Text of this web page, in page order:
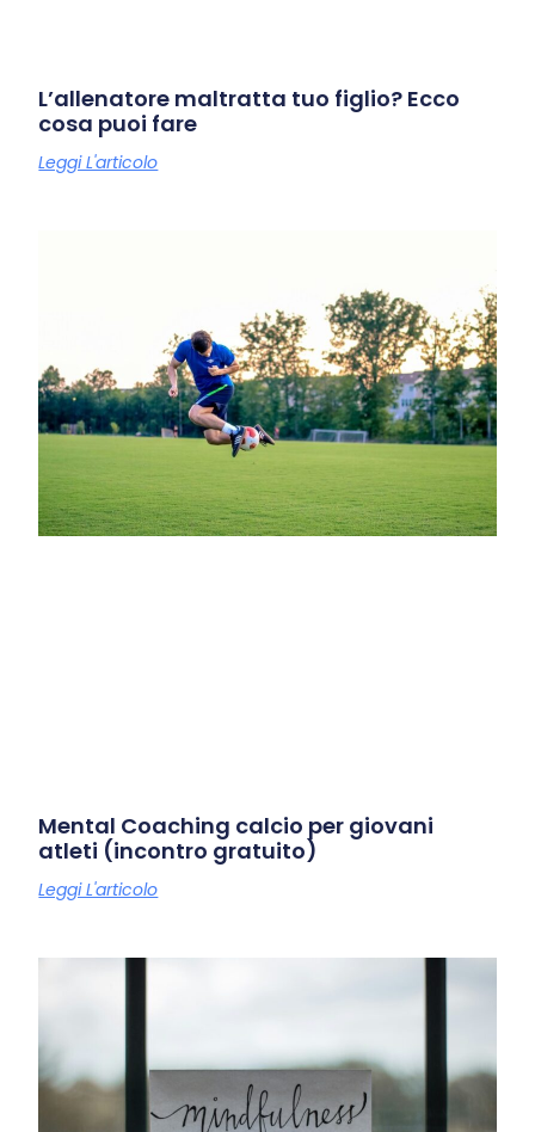
L’allenatore maltratta tuo figlio? Ecco
cosa puoi fare
Leggi L'articolo
Mental Coaching calcio per giovani
atleti (incontro gratuito)
Leggi L'articolo